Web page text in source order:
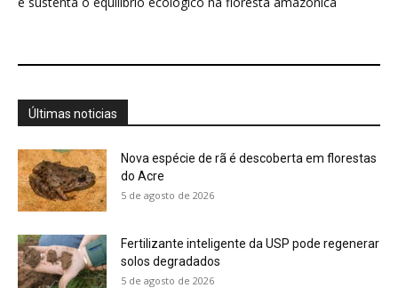
Um simples tapete de musgo escondia
5 de agosto de 2026
5 de agosto de 2026